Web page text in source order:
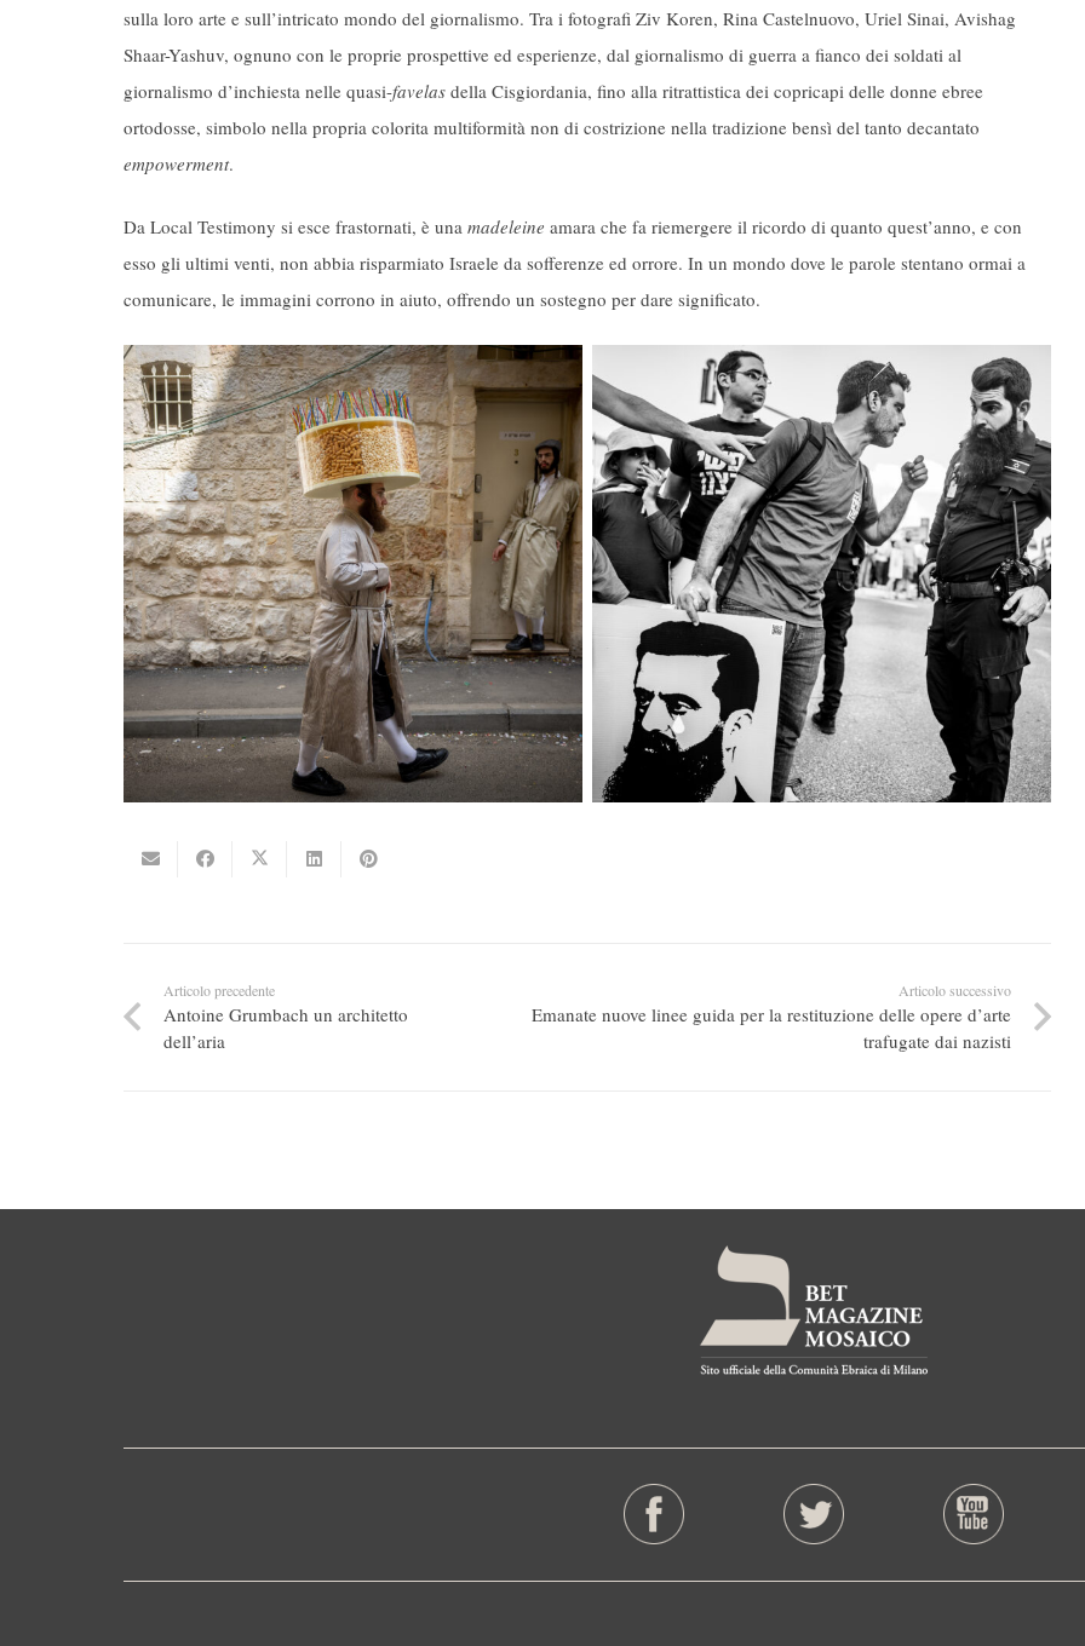
sulla loro arte e sull’intricato mondo del giornalismo. Tra i fotografi Ziv Koren, Rina Castelnuovo, Uriel Sinai, Avishag
Shaar-Yashuv, ognuno con le proprie prospettive ed esperienze, dal giornalismo di guerra a fianco dei soldati al
giornalismo d’inchiesta nelle quasi-favelas della Cisgiordania, fino alla ritrattistica dei copricapi delle donne ebree
ortodosse, simbolo nella propria colorita multiformità non di costrizione nella tradizione bensì del tanto decantato
empowerment.
Da Local Testimony si esce frastornati, è una madeleine amara che fa riemergere il ricordo di quanto quest’anno, e con
esso gli ultimi venti, non abbia risparmiato Israele da sofferenze ed orrore. In un mondo dove le parole stentano ormai a
comunicare, le immagini corrono in aiuto, offrendo un sostegno per dare significato.
Articolo precedente
Antoine Grumbach un architetto
dell’aria
Articolo successivo
Emanate nuove linee guida per la restituzione delle opere d’arte
trafugate dai nazisti